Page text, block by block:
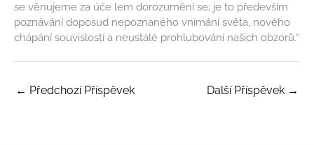
se věnujeme za úče lem dorozumění se; je to především
poznávání doposud nepoznaného vnímání světa, nového
chápání souvislostí a neustálé prohlubování našich obzorů.“
← Předchozí Příspěvek Další Příspěvek →